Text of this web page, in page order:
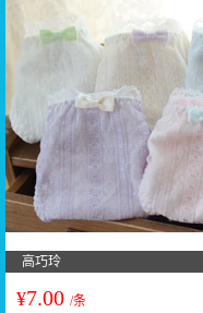
高巧玲
¥7.00 /条